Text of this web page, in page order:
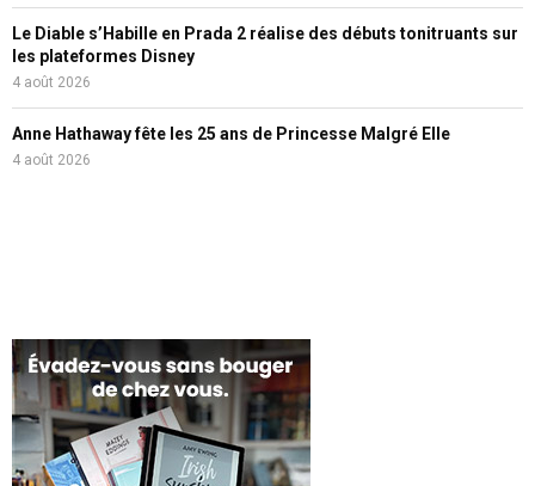
Le Diable s’Habille en Prada 2 réalise des débuts tonitruants sur
les plateformes Disney
4 août 2026
Anne Hathaway fête les 25 ans de Princesse Malgré Elle
4 août 2026